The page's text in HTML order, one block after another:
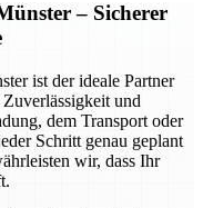
– Sicherer
ist der ideale Partner
und
dem Transport oder
Schritt genau geplant
wir, dass Ihr